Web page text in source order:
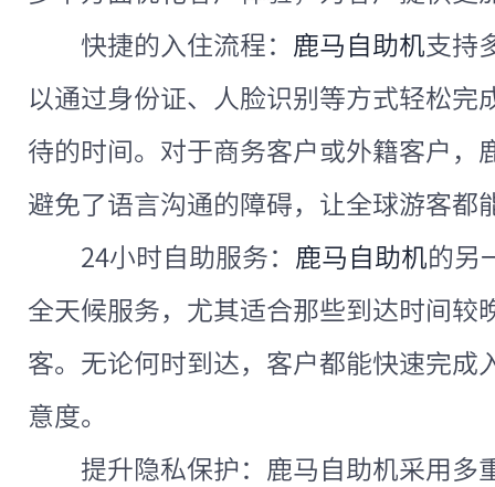
快捷的入住流程： 鹿马自助机支持
以通过身份证、人脸识别等方式轻松完
待的时间。对于商务客户或外籍客户，
避免了语言沟通的障碍，让全球游客都
24小时自助服务： 鹿马自助机的另
全天候服务，尤其适合那些到达时间较
客。无论何时到达，客户都能快速完成
意度。
提升隐私保护：鹿马自助机采用多